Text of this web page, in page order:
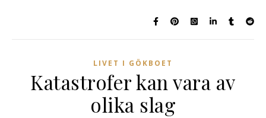
LIVET I GÖKBOET
Katastrofer kan vara av
olika slag